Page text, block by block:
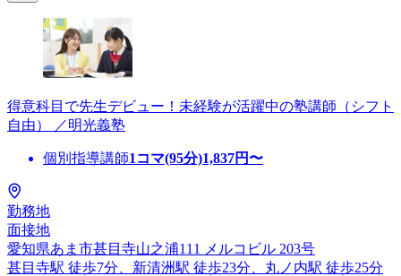
得意科目で先生デビュー！未経験が活躍中の塾講師（シフト
自由） ／明光義塾
個別指導講師1コマ(95分)1,837円〜
勤務地
面接地
愛知県あま市甚目寺山之浦111 メルコビル 203号
甚目寺駅 徒歩7分、新清洲駅 徒歩23分、丸ノ内駅 徒歩25分